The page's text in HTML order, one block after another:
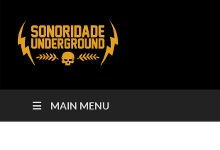
MAIN MENU